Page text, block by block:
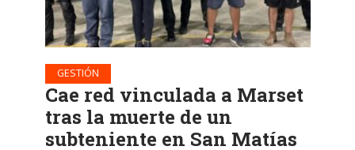
GESTIÓN
Cae red vinculada a Marset
tras la muerte de un
subteniente en San Matías